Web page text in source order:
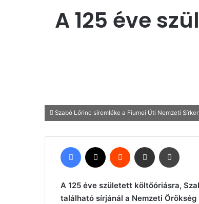
A 125 éve
Szabó Lőrinc síremléke a Fiumei Úti Nemzeti
Facebook Reddit Megosztás email-ben
A 125 éve született költőóriásra,
található sírjánál a Nemzeti